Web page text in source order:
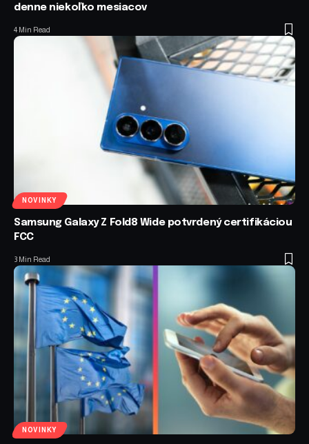
denne niekoľko mesiacov
4 Min Read
NOVINKY
Samsung Galaxy Z Fold8 Wide potvrdený certifikáciou
FCC
3 Min Read
NOVINKY